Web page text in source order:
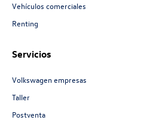
Vehículos comerciales
Renting
Servicios
Volkswagen empresas
Taller
Postventa